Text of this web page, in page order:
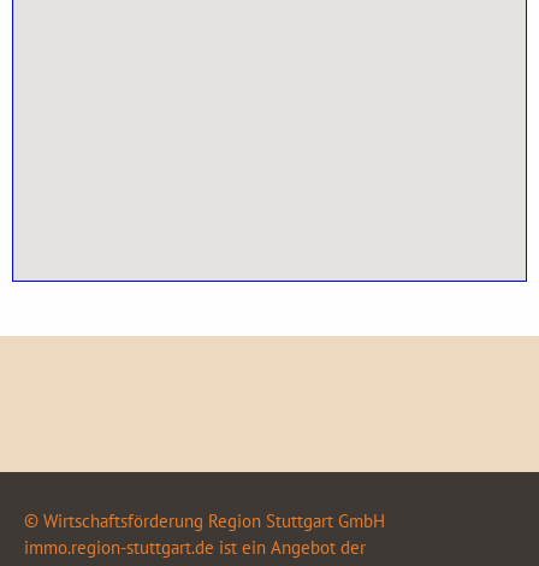
© Wirtschaftsförderung Region Stuttgart GmbH
immo.region-stuttgart.de ist ein Angebot der